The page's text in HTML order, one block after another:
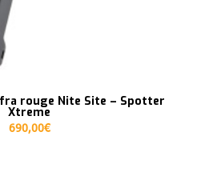
rouge Nite Site – Spotter
Xtreme
690,00€